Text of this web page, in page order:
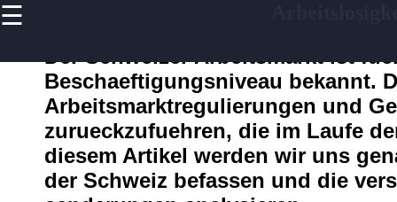
☰
Home
Finanzplannung bei
Jobverlust und
Arbeitslosigkeit
Empowerment von
der DACH Region
Der Schweizer Arbeitsmarkt ist
Beschaeftigungsniveau bekannt.
Arbeitsmarktregulierungen und
zurueckzufuehren, die im Laufe
diesem Artikel werden wir uns
der Schweiz befassen und die